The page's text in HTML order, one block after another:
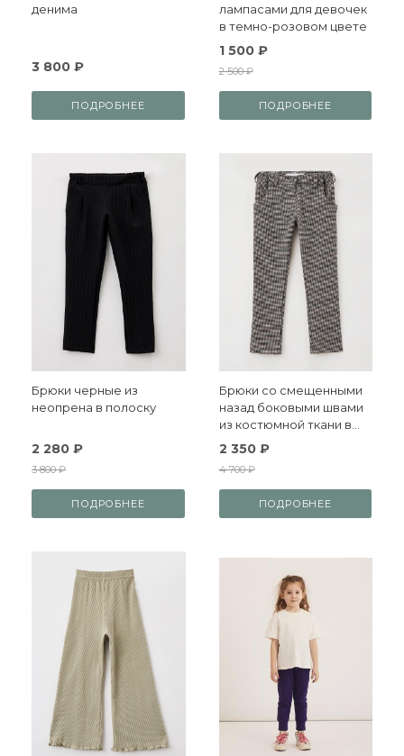
денима
3 800 ₽
ПОДРОБНЕЕ
лампасами для девочек
в темно-розовом цвете
1 500 ₽
2 500 ₽
ПОДРОБНЕЕ
Брюки черные из
неопрена в полоску
2 280 ₽
3 800 ₽
ПОДРОБНЕЕ
Брюки со смещенными
назад боковыми швами
из костюмной ткани в
мелкую клетку
2 350 ₽
4 700 ₽
ПОДРОБНЕЕ